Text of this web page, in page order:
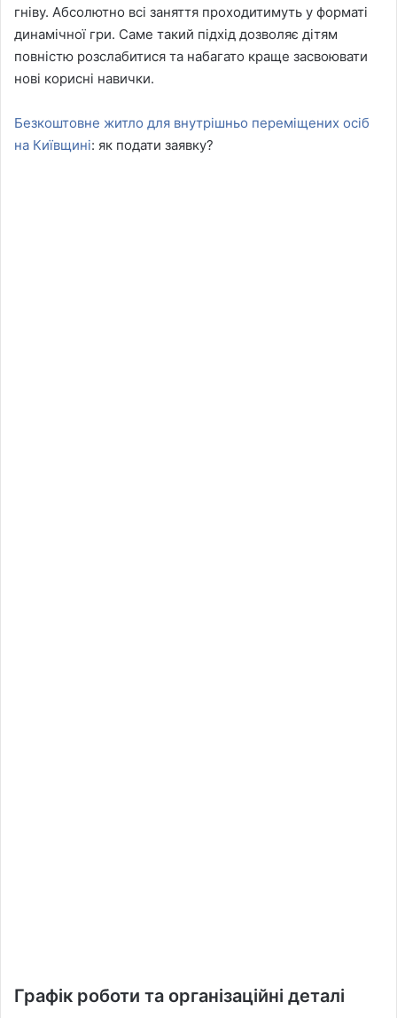
гніву. Абсолютно всі заняття проходитимуть у форматі
динамічної гри. Саме такий підхід дозволяє дітям
повністю розслабитися та набагато краще засвоювати
нові корисні навички.
Безкоштовне житло для внутрішньо переміщених осіб
на Київщині: як подати заявку?
Графік роботи та організаційні деталі